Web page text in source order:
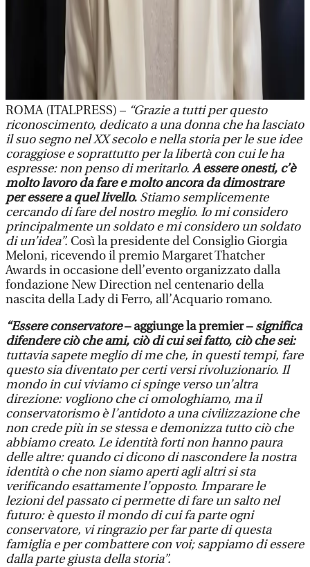
ROMA (ITALPRESS) – “Grazie a tutti per questo
riconoscimento, dedicato a una donna che ha lasciato
il suo segno nel XX secolo e nella storia per le sue idee
coraggiose e soprattutto per la libertà con cui le ha
espresse: non penso di meritarlo.A essere onesti, c’è
molto lavoro da fare e molto ancora da dimostrare
per essere a quel livello. Stiamo semplicemente
cercando di fare del nostro meglio. Io mi considero
principalmente un soldato e mi considero un soldato
di un’idea”. Così la presidente del Consiglio Giorgia
Meloni, ricevendo il premio Margaret Thatcher
Awards in occasione dell’evento organizzato dalla
fondazione New Direction nel centenario della
nascita della Lady di Ferro, all’Acquario romano.
“Essere conservatore– aggiunge la premier –significa
difendere ciò che ami, ciò di cui sei fatto, ciò che sei:
tuttavia sapete meglio di me che, in questi tempi, fare
questo sia diventato per certi versi rivoluzionario. Il
mondo in cui viviamo ci spinge verso un’altra
direzione: vogliono che ci omologhiamo, ma il
conservatorismo è l’antidoto a una civilizzazione che
non crede più in se stessa e demonizza tutto ciò che
abbiamo creato. Le identità forti non hanno paura
delle altre: quando ci dicono di nascondere la nostra
identità o che non siamo aperti agli altri si sta
verificando esattamente l’opposto. Imparare le
lezioni del passato ci permette di fare un salto nel
futuro: è questo il mondo di cui fa parte ogni
conservatore, vi ringrazio per far parte di questa
famiglia e per combattere con voi; sappiamo di essere
dalla parte giusta della storia”.